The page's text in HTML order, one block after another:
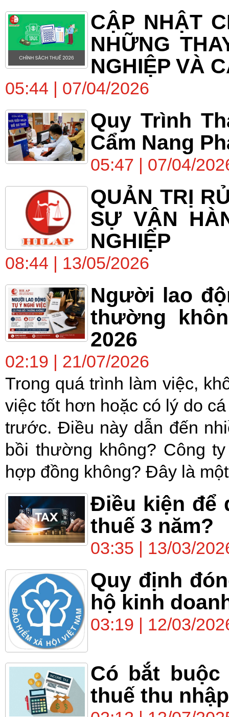
CẬP NHẬT
NHỮNG
NGHIỆP VÀ
05:44 | 07/04/2026
Quy Trình
Cẩm Nang
05:47 | 07/04/
QUẢN TRỊ
SỰ VẬN
NGHIỆP
08:44 | 13/05/2026
Người lao
thường
2026
02:19 | 21/07/2026
Trong quá trình làm việc,
việc tốt hơn hoặc có lý do
trước. Điều này dẫn đến
bồi thường không? Công
hợp đồng không? Đây là
Điều kiện để
thuế 3 năm?
03:35 | 13/03/
Quy định
hộ kinh
03:19 | 12/03/
Có bắt
thuế thu